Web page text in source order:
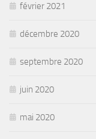
février 2021
décembre 2020
septembre 2020
juin 2020
mai 2020